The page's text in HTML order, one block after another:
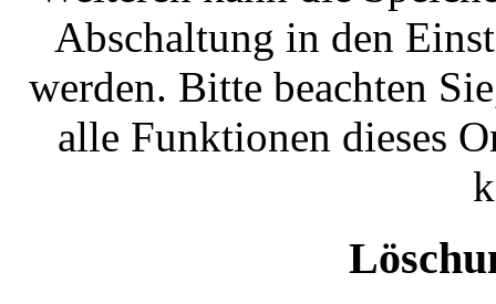
Abschaltung in den
werden. Bitte beachten
alle Funktionen dieses